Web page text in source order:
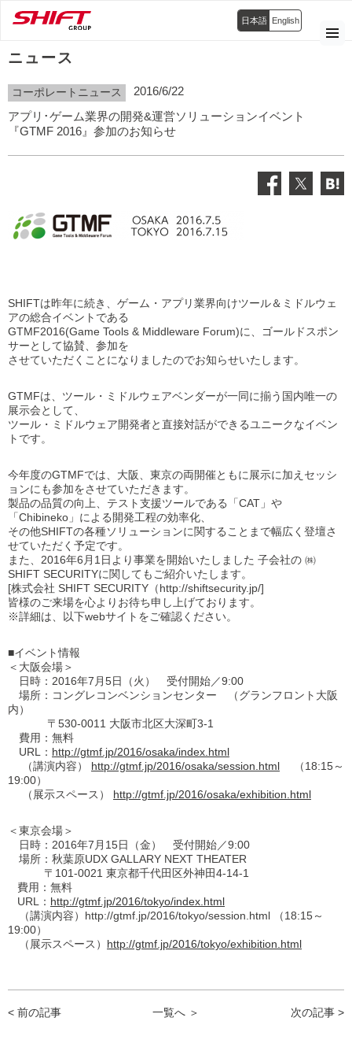
日本語 English
ニュース
コーポレートニュース
2016/6/22
アプリ･ゲーム業界の開発&運営ソリューションイベント
『GTMF 2016』参加のお知らせ
SHIFTは昨年に続き、ゲーム・アプリ業界向けツール＆ミドルウェ
アの総合イベントである
GTMF2016(Game Tools & Middleware Forum)に、ゴールドスポン
サーとして協賛、参加を
させていただくことになりましたのでお知らせいたします。
GTMFは、ツール・ミドルウェアベンダーが一同に揃う国内唯一の
展示会として、
ツール・ミドルウェア開発者と直接対話ができるユニークなイベン
トです。
今年度のGTMFでは、大阪、東京の両開催ともに展示に加えセッシ
ョンにも参加をさせていただきます。
製品の品質の向上、テスト支援ツールである「CAT」や
「Chibineko」による開発工程の効率化、
その他SHIFTの各種ソリューションに関することまで幅広く登壇さ
せていただく予定です。
また、2016年6月1日より事業を開始いたしました 子会社の ㈱
SHIFT SECURITYに関してもご紹介いたします。
[株式会社 SHIFT SECURITY（http://shiftsecurity.jp/]
皆様のご来場を心よりお待ち申し上げております。
※詳細は、以下webサイトをご確認ください。
■イベント情報
＜大阪会場＞
日時：2016年7月5日（火） 受付開始／9:00
場所：コングレコンベンションセンター （グランフロント大阪
内）
〒530-0011 大阪市北区大深町3-1
費用：無料
URL： http://gtmf.jp/2016/osaka/index.html
（講演内容） http://gtmf.jp/2016/osaka/session.html （18:15～
19:00）
（展示スペース） http://gtmf.jp/2016/osaka/exhibition.html
＜東京会場＞
日時：2016年7月15日（金） 受付開始／9:00
場所：秋葉原UDX GALLARY NEXT THEATER
〒101-0021 東京都千代田区外神田4-14-1
費用：無料
URL： http://gtmf.jp/2016/tokyo/index.html
（講演内容）http://gtmf.jp/2016/tokyo/session.html （18:15～
19:00）
（展示スペース） http://gtmf.jp/2016/tokyo/exhibition.html
< 前の記事 一覧へ ＞ 次の記事 >